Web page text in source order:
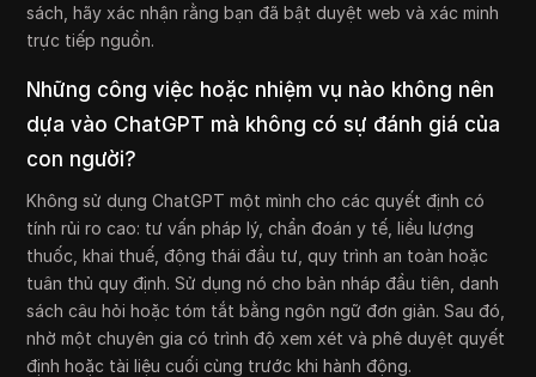
sách, hãy xác nhận rằng bạn đã bật duyệt web và xác minh
trực tiếp nguồn.
Những công việc hoặc nhiệm vụ nào không nên
dựa vào ChatGPT mà không có sự đánh giá của
con người?
Không sử dụng ChatGPT một mình cho các quyết định có
tính rủi ro cao: tư vấn pháp lý, chẩn đoán y tế, liều lượng
thuốc, khai thuế, động thái đầu tư, quy trình an toàn hoặc
tuân thủ quy định. Sử dụng nó cho bản nháp đầu tiên, danh
sách câu hỏi hoặc tóm tắt bằng ngôn ngữ đơn giản. Sau đó,
nhờ một chuyên gia có trình độ xem xét và phê duyệt quyết
định hoặc tài liệu cuối cùng trước khi hành động.